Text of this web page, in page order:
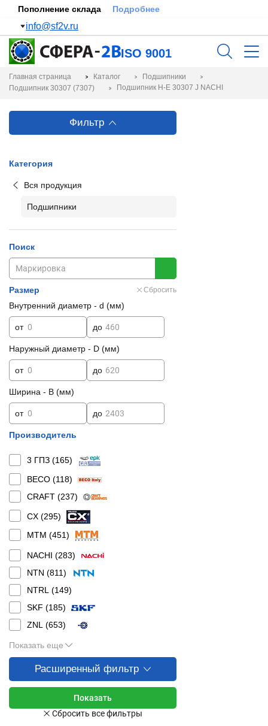
Пополнение склада Подробнее
info@sf2v.ru
ISO 9001
Главная страница Каталог
Подшипники
Подшипник 30307 (7307)
Подшипник H-E 30307 J NACHI
Фильтр
Категория
Вся продукция
Подшипники
Поиск
Размер Сбросить
Внутренний диаметр - d (мм)
от до
Наружный диаметр - D (мм)
от до
Ширина - B (мм)
от до
Производитель
3 ГПЗ (165)
BECO (118)
CRAFT (237)
CX (295)
MTM (451)
NACHI (283)
NTN (811)
NTRL (149)
SKF (185)
ZNL (653)
Показать еще
Расширенный фильтр